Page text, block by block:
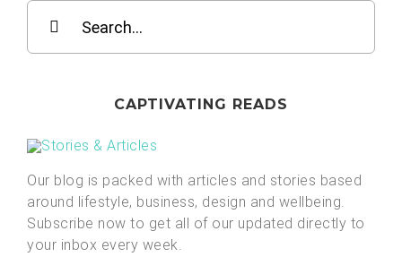
Search
CAPTIVATING READS
Our blog is packed with articles and stories based
around lifestyle, business, design and wellbeing.
Subscribe now to get all of our updated directly to
your inbox every week.